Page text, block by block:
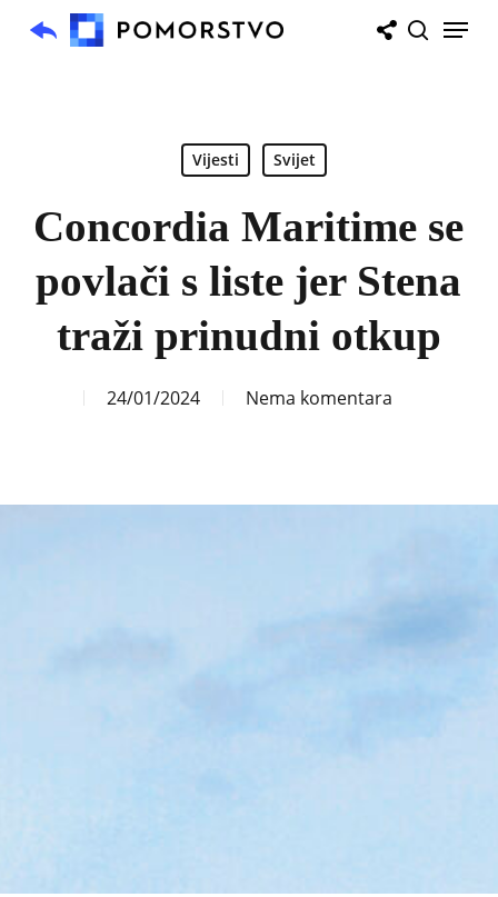
Menu
Vijesti Svijet
Concordia Maritime se
povlači s liste jer Stena
traži prinudni otkup
24/01/2024 Nema komentara